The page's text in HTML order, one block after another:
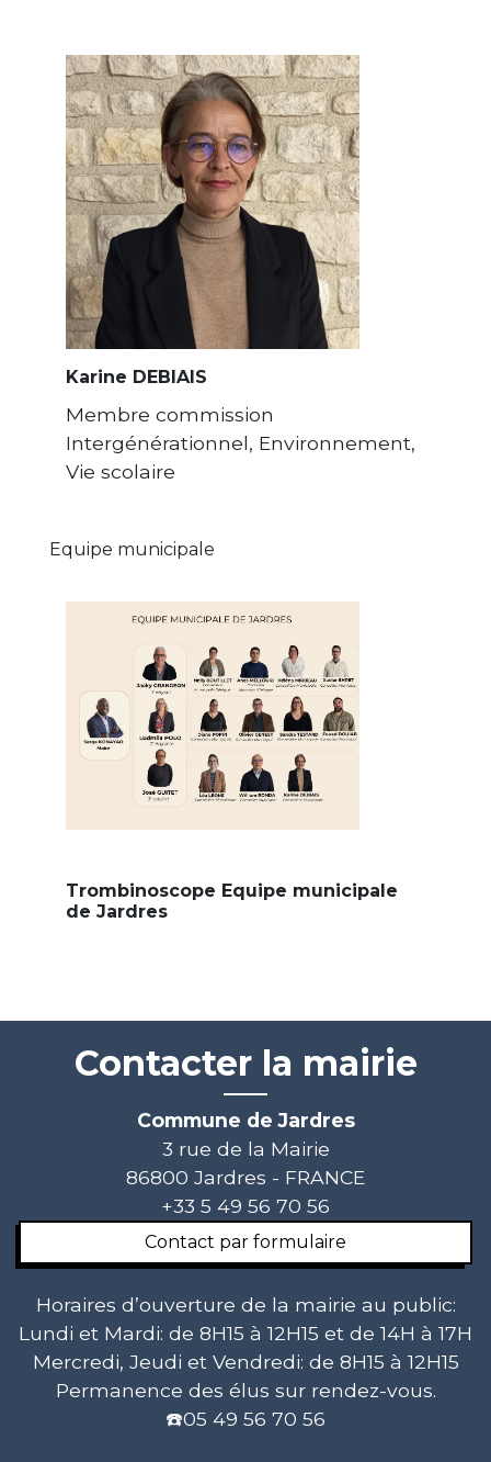
Karine DEBIAIS
Membre commission
Intergénérationnel, Environnement,
Vie scolaire
Equipe municipale
Trombinoscope Equipe municipale
de Jardres
Contacter la mairie
Commune de Jardres
3 rue de la Mairie
86800 Jardres - FRANCE
+33 5 49 56 70 56
Contact par formulaire
Horaires d’ouverture de la mairie au public:
Lundi et Mardi: de 8H15 à 12H15 et de 14H à 17H
Mercredi, Jeudi et Vendredi: de 8H15 à 12H15
Permanence des élus sur rendez-vous.
☎️05 49 56 70 56